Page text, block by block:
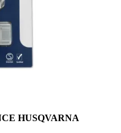
HUSQVARNA